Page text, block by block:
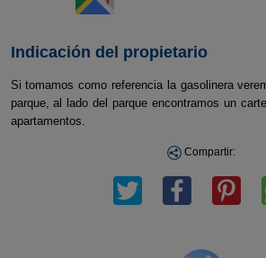
Indicación del propietario
Si tomamos como referencia la gasolinera
parque, al lado del parque encontramos un
apartamentos.
Compartir: